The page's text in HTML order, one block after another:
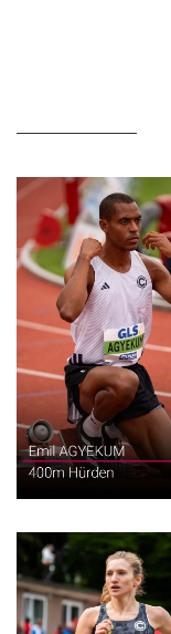
400m Hürden